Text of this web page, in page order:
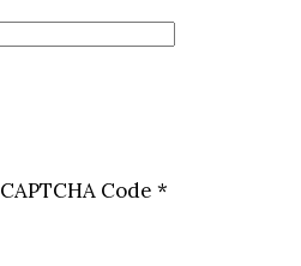
CAPTCHA Code *